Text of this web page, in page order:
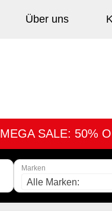
Über uns
MEGA SALE: 50%
Marken
Alle Marken: